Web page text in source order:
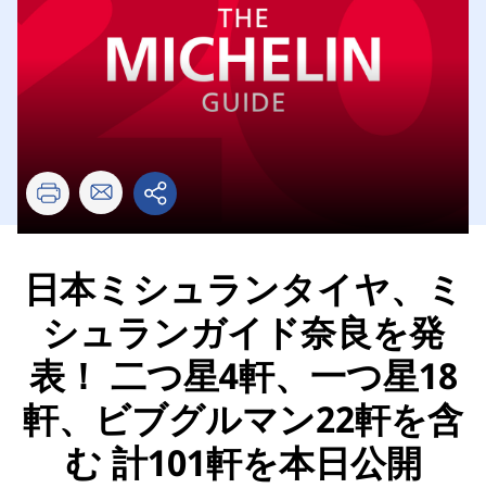
日本ミシュランタイヤ、ミ
シュランガイド奈良を発
表！ 二つ星4軒、一つ星18
軒、ビブグルマン22軒を含
む 計101軒を本日公開